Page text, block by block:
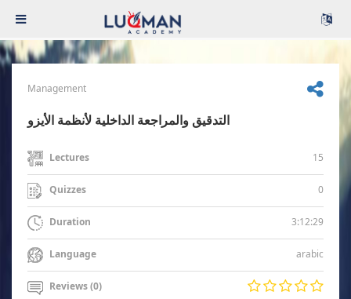
Management
التدقيق والمراجعة الداخلية لأنظمة الأيزو
Lectures 15
Quizzes 0
Duration 3:12:29
Language arabic
Reviews (0)